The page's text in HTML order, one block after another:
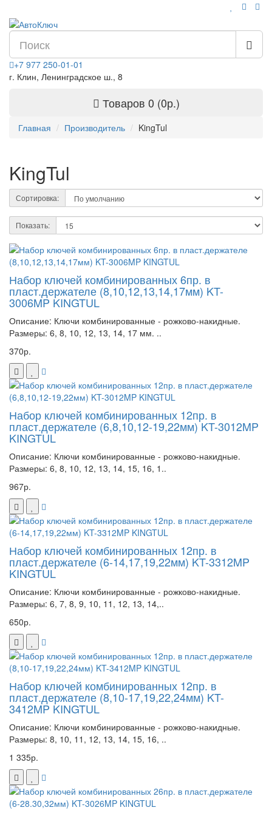
+7 977 250-01-01
г. Клин, Ленинградское ш., 8
Товаров 0 (0р.)
Главная Производитель KingTul
KingTul
Сортировка:
Показать:
Набор ключей комбинированных 6пр. в
пласт.держателе (8,10,12,13,14,17мм) KT-
3006MP KINGTUL
Описание: Ключи комбинированные - рожково-накидные.
Размеры: 6, 8, 10, 12, 13, 14, 17 мм. ..
370р.
Набор ключей комбинированных 12пр. в
пласт.держателе (6,8,10,12-19,22мм) KT-3012MP
KINGTUL
Описание: Ключи комбинированные - рожково-накидные.
Размеры: 6, 8, 10, 12, 13, 14, 15, 16, 1..
967р.
Набор ключей комбинированных 12пр. в
пласт.держателе (6-14,17,19,22мм) KT-3312MP
KINGTUL
Описание: Ключи комбинированные - рожково-накидные.
Размеры: 6, 7, 8, 9, 10, 11, 12, 13, 14,..
650р.
Набор ключей комбинированных 12пр. в
пласт.держателе (8,10-17,19,22,24мм) KT-
3412MP KINGTUL
Описание: Ключи комбинированные - рожково-накидные.
Размеры: 8, 10, 11, 12, 13, 14, 15, 16, ..
1 335р.